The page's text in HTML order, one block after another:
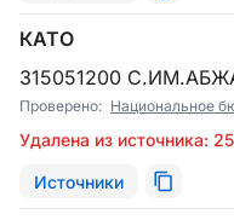
КАТО
315051200
Проверено: Национальное
Удалена из источника:
Источники